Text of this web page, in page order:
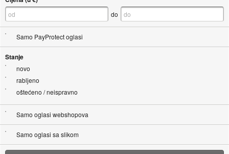
do
Samo PayProtect oglasi
Stanje
novo
rabljeno
oštećeno / neispravno
Samo oglasi webshopova
Samo oglasi sa slikom